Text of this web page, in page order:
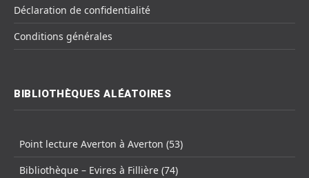
Déclaration de confidentialité
Conditions générales
BIBLIOTHÈQUES ALÉATOIRES
Point lecture Averton à Averton (53)
Bibliothèque – Evires à Fillière (74)